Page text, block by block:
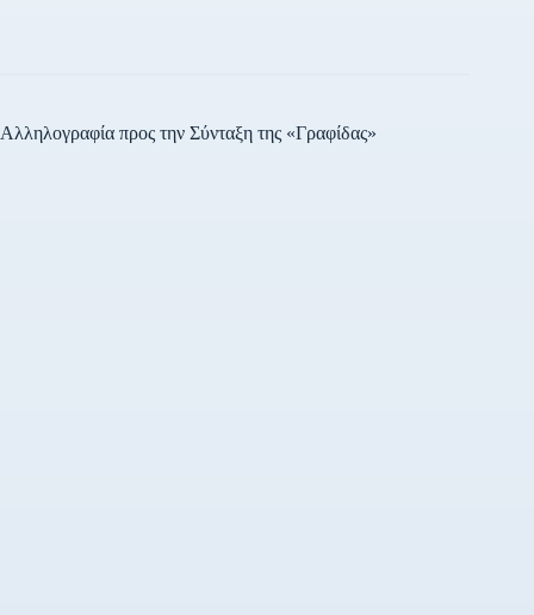
ΚΚΕ αποτίει…
Αλληλογραφία προς την Σύνταξη της «Γραφίδας»